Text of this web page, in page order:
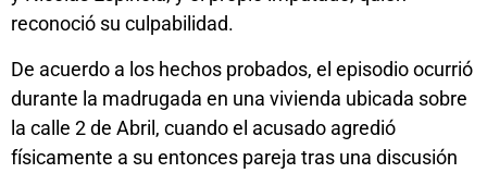
reconoció su culpabilidad.
De acuerdo a los hechos probados, el episodio ocurrió
durante la madrugada en una vivienda ubicada sobre
la calle 2 de Abril, cuando el acusado agredió
físicamente a su entonces pareja tras una discusión